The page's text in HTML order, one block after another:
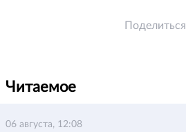
Поделиться
Читаемое
06 августа, 12:08